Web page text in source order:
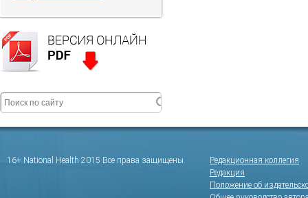
16+ National Health 2015 Все права защищены.
Редакционная коллегия
Редакция
Положение об